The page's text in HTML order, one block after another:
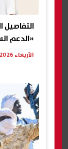
التفاصيل
«الدعم
الأربعاء 11/02/2026 03:27 م